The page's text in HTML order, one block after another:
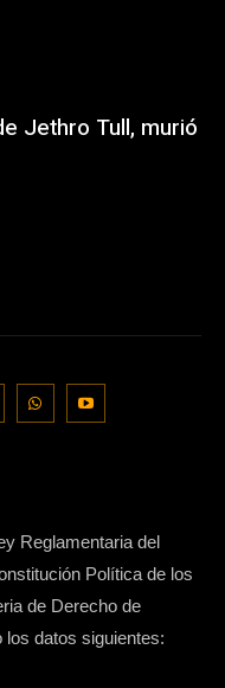
Jethro Tull, murió
Reglamentaria del
Política de los
de Derecho de
datos siguientes: